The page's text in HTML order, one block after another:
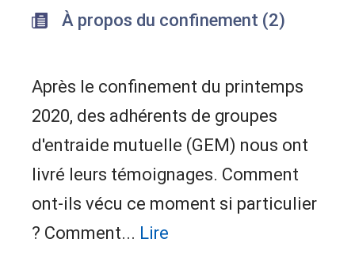
À propos du confinement (2)
Après le confinement du printemps
2020, des adhérents de groupes
d'entraide mutuelle (GEM) nous ont
livré leurs témoignages. Comment
ont-ils vécu ce moment si particulier
? Comment... Lire